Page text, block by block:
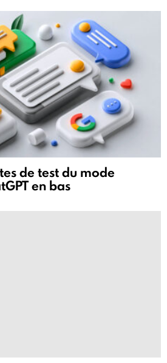
de test du mode
en bas